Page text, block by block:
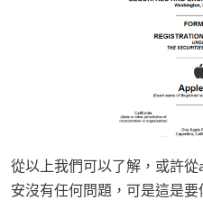
從以上我們可以了解，或許
安沒有任何問題，可是這是